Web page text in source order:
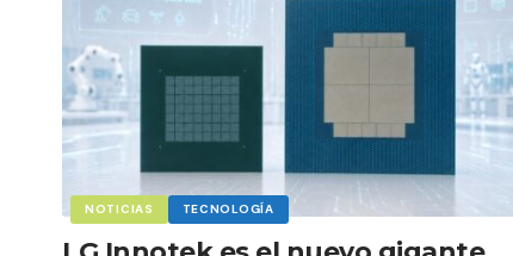
NOTICIAS TECNOLOGÍA